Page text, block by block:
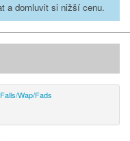
a domluvit si nižší cenu.
Falls/Wap/Fads